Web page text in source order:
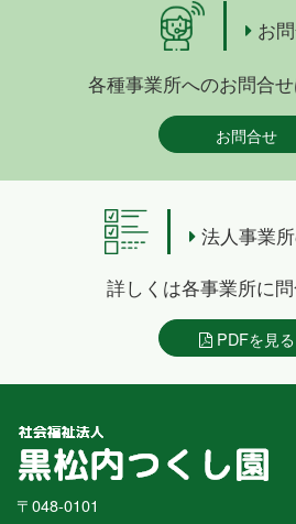
お
各種事業所へのお問合
お問合せ
法人事業
詳しくは各事業所に
PDFを見る
〒048-0101